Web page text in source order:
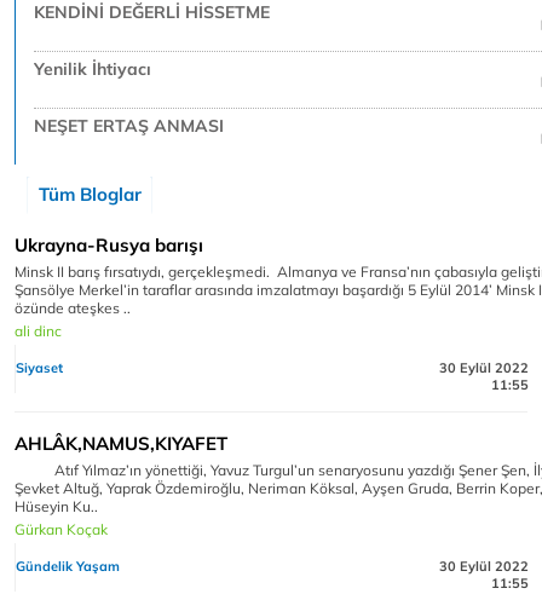
KENDİNİ DEĞERLİ HİSSETME
Yenilik İhtiyacı
NEŞET ERTAŞ ANMASI
Tüm Bloglar
Ukrayna-Rusya barışı
Minsk II barış fırsatıydı, gerçekleşmedi. Almanya ve Fransa’nın çabasıyla
Şansölye Merkel’in taraflar arasında imzalatmayı başardığı 5 Eylül 2014’ Minsk
özünde ateşkes ..
ali dinc
Siyaset
30 Eylül 2022
11:55
AHLÂK,NAMUS,KIYAFET
Atıf Yılmaz’ın yönettiği, Yavuz Turgul’un senaryosunu yazdığı Şener Şen,
Şevket Altuğ, Yaprak Özdemiroğlu, Neriman Köksal, Ayşen Gruda, Berrin
Hüseyin Ku..
Gürkan Koçak
Gündelik Yaşam
30 Eylül 2022
11:55